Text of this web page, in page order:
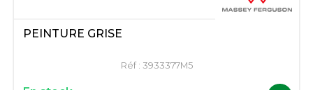
PEINTURE GRISE
Réf : 3933377M5